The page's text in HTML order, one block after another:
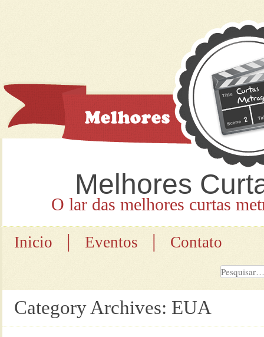
Melhores
O lar das melhores curtas
Inicio | Eventos | Contato
Category Archives: EUA